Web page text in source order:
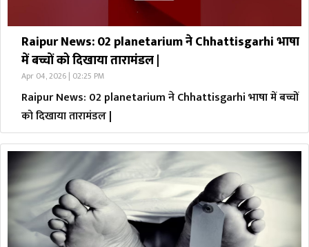
Raipur News: 02 planetarium ने Chhattisgarhi भाषा
में बच्चों को दिखाया तारामंडल |
Apr 04, 2026 | 02:25 PM
Raipur News: 02 planetarium ने Chhattisgarhi भाषा में बच्चों
को दिखाया तारामंडल |